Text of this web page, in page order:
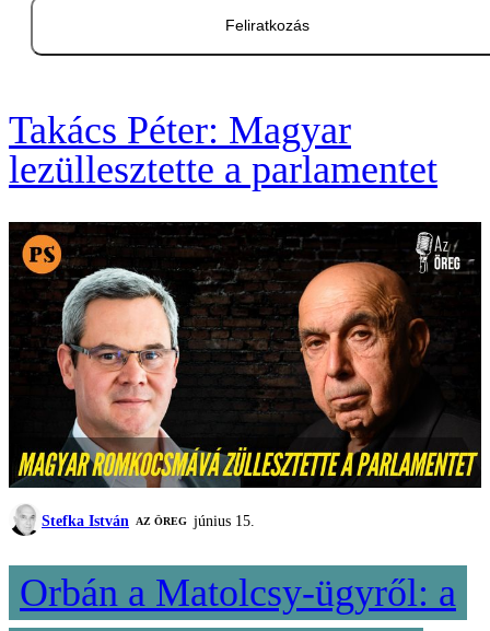
Feliratkozás
Takács Péter: Magyar
lezüllesztette a parlamentet
Stefka István AZ ÖREG június 15.
Orbán a Matolcsy-ügyről: a